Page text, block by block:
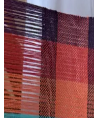
Overshot dokuma,
bir yer tutan el dokuması
tekniktir. Bu örtülerin
detaylı şekilde ele
Mary Ann Ostrander
Masa Koşucusu
Mary Ann Ostrander deseni
tezgahında cobalt ve bakır
dokundu. Proje, temel
başlayanlara ilham veriyor.